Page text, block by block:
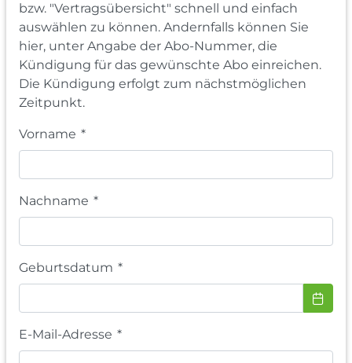
bzw. "Vertragsübersicht" schnell und einfach
auswählen zu können. Andernfalls können Sie
hier, unter Angabe der Abo-Nummer, die
Kündigung für das gewünschte Abo einreichen.
Die Kündigung erfolgt zum nächstmöglichen
Zeitpunkt.
Vorname *
Nachname *
Geburtsdatum *
E-Mail-Adresse *